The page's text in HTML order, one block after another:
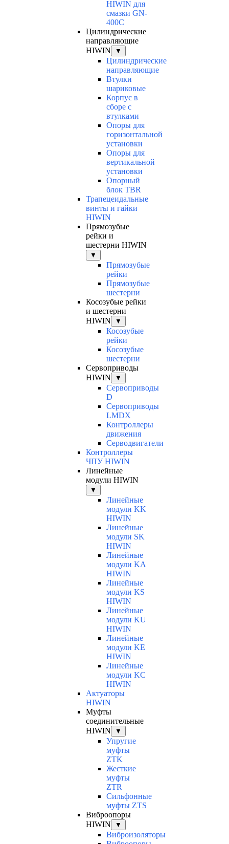
HIWIN для
смазки GN-
400C
Цилиндрические
направляющие
HIWIN
▼
Цилиндрические
направляющие
Втулки
шариковые
Корпус в
сборе с
втулками
Опоры для
горизонтальной
установки
Опоры для
вертикальной
установки
Опорный
блок TBR
Трапецеидальные
винты и гайки
HIWIN
Прямозубые
рейки и
шестерни HIWIN
▼
Прямозубые
рейки
Прямозубые
шестерни
Косозубые рейки
и шестерни
HIWIN
▼
Косозубые
рейки
Косозубые
шестерни
Сервоприводы
HIWIN
▼
Сервоприводы
D
Сервоприводы
LMDX
Контроллеры
движения
Серводвигатели
Контроллеры
ЧПУ HIWIN
Линейные
модули HIWIN
▼
Линейные
модули KK
HIWIN
Линейные
модули SK
HIWIN
Линейные
модули KA
HIWIN
Линейные
модули KS
HIWIN
Линейные
модули KU
HIWIN
Линейные
модули KE
HIWIN
Линейные
модули KC
HIWIN
Актуаторы
HIWIN
Муфты
соединительные
HIWIN
▼
Упругие
муфты
ZTK
Жесткие
муфты
ZTR
Сильфонные
муфты ZTS
Виброопоры
HIWIN
▼
Виброизоляторы